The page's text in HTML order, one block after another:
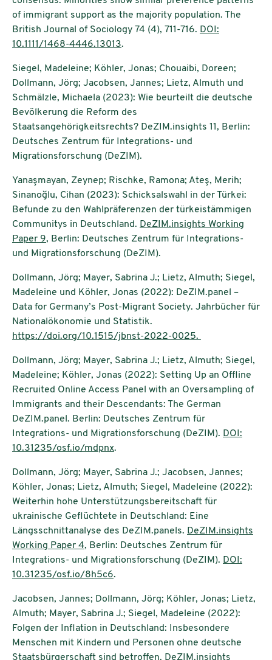
of immigrant support as the majority population. The
British Journal of Sociology 74 (4), 711-716. DOI:
10.1111/1468-4446.13013.
Siegel, Madeleine; Köhler, Jonas; Chouaibi, Doreen;
Dollmann, Jörg; Jacobsen, Jannes; Lietz, Almuth und
Schmälzle, Michaela (2023): Wie beurteilt die deutsche
Bevölkerung die Reform des
Staatsangehörigkeitsrechts? DeZIM.insights 11, Berlin:
Deutsches Zentrum für Integrations- und
Migrationsforschung (DeZIM).
Yanaşmayan, Zeynep; Rischke, Ramona; Ateş, Merih;
Sinanoğlu, Cihan (2023): Schicksalswahl in der Türkei:
Befunde zu den Wahlpräferenzen der türkeistämmigen
Communitys in Deutschland. DeZIM.insights Working
Paper 9, Berlin: Deutsches Zentrum für Integrations-
und Migrationsforschung (DeZIM).
Dollmann, Jörg; Mayer, Sabrina J.; Lietz, Almuth; Siegel,
Madeleine und Köhler, Jonas (2022): DeZIM.panel –
Data for Germany’s Post-Migrant Society. Jahrbücher für
Nationalökonomie und Statistik.
https://doi.org/10.1515/jbnst-2022-0025.
Dollmann, Jörg; Mayer, Sabrina J.; Lietz, Almuth; Siegel,
Madeleine; Köhler, Jonas (2022): Setting Up an Offline
Recruited Online Access Panel with an Oversampling of
Immigrants and their Descendants: The German
DeZIM.panel. Berlin: Deutsches Zentrum für
Integrations- und Migrationsforschung (DeZIM). DOI:
10.31235/osf.io/mdpnx.
Dollmann, Jörg; Mayer, Sabrina J.; Jacobsen, Jannes;
Köhler, Jonas; Lietz, Almuth; Siegel, Madeleine (2022):
Weiterhin hohe Unterstützungsbereitschaft für
ukrainische Geflüchtete in Deutschland: Eine
Längsschnittanalyse des DeZIM.panels. DeZIM.insights
Working Paper 4, Berlin: Deutsches Zentrum für
Integrations- und Migrationsforschung (DeZIM). DOI:
10.31235/osf.io/8h5c6.
Jacobsen, Jannes; Dollmann, Jörg; Köhler, Jonas; Lietz,
Almuth; Mayer, Sabrina J.; Siegel, Madeleine (2022):
Folgen der Inflation in Deutschland: Insbesondere
Menschen mit Kindern und Personen ohne deutsche
Staatsbürgerschaft sind betroffen. DeZIM.insights